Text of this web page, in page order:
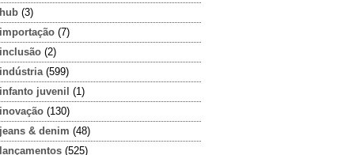
hub (3)
importação (7)
inclusão (2)
indústria (599)
infanto juvenil (1)
inovação (130)
jeans & denim (48)
lançamentos (525)